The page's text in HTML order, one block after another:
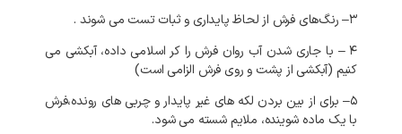
۳–رنگ‌های فرش از لحاظ پایداری و ثبات تست می شوند .
۴– با جاری شدن آب روان فرش را کر اسلامی داده، آبکشی می
کنیم (آبکشی از پشت و روی فرش الزامی است)
۵– برای از بین بردن لکه های غیر پایدار و چربی های رونده،فرش
با یک ماده شوینده، ملایمشسته می شود.